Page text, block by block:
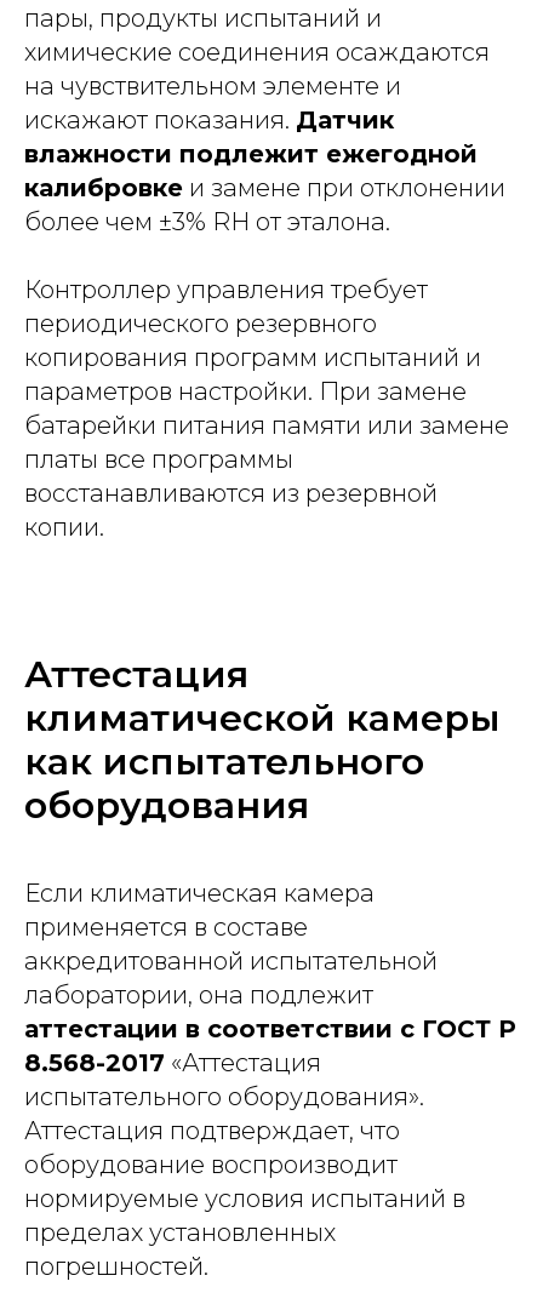
пары, продукты испытаний и
химические соединения осаждаются
на чувствительном элементе и
искажают показания. Датчик
влажности подлежит ежегодной
калибровке и замене при отклонении
более чем ±3% RH от эталона.
Контроллер управления требует
периодического резервного
копирования программ испытаний и
параметров настройки. При замене
батарейки питания памяти или замене
платы все программы
восстанавливаются из резервной
копии.
Аттестация
климатической камеры
как испытательного
оборудования
Если климатическая камера
применяется в составе
аккредитованной испытательной
лаборатории, она подлежит
аттестации в соответствии с ГОСТ Р
8.568-2017 «Аттестация
испытательного оборудования».
Аттестация подтверждает, что
оборудование воспроизводит
нормируемые условия испытаний в
пределах установленных
погрешностей.